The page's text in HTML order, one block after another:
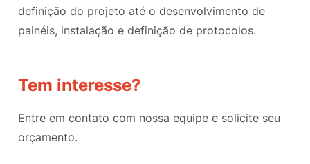
definição do projeto até o desenvolvimento de
painéis, instalação e definição de protocolos.
Tem interesse?
Entre em contato com nossa equipe e solicite seu
orçamento.